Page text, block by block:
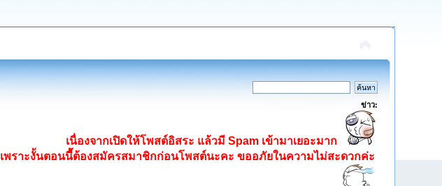
ข่าว:
เนื่องจากเปิดให้โพสต์อิสระ แล้วมี Spam เข้ามาเยอะมาก
เพราะงั้นตอนนี้ต้องสมัครสมาชิกก่อนโพสต์นะคะ ขออภัยในความไม่สะดวกค่ะ